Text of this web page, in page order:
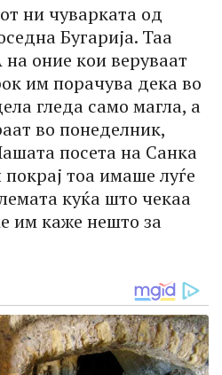
ни чуварката од
Бугариja. Таа
оние кои веруваат
им порачува дека во
гледа само магла, а
во понеделник,
посета на Санка
тоа имаше луѓе
куќа што чекаа
им каже нешто за